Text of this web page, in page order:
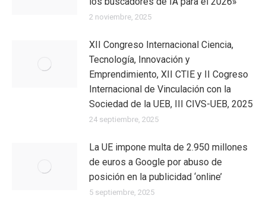
2 noviembre, 2025
XII Congreso Internacional Ciencia,
Tecnología, Innovación y
Emprendimiento, XII CTIE y II Cogreso
Internacional de Vinculación con la
Sociedad de la UEB, III CIVS-UEB, 2025
24 septiembre, 2025
La UE impone multa de 2.950 millones
de euros a Google por abuso de
posición en la publicidad ‘online’
5 septiembre, 2025